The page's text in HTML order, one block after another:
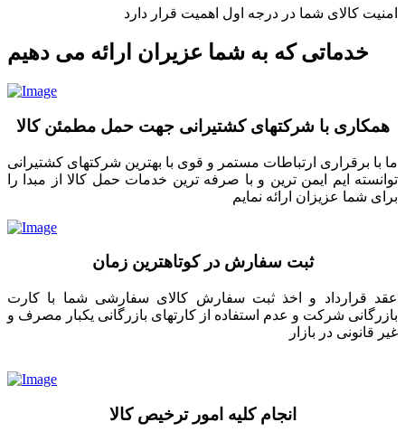
امنیت کالای شما در درجه اول اهمیت قرار دارد
خدماتی که به شما عزیران ارائه می دهیم
همکاری با شرکتهای کشتیرانی جهت حمل مطمئن کالا
ما با برقراری ارتباطات مستمر و قوی با بهترین شرکتهای کشتیرانی
توانسته ایم ایمن ترین و با صرفه ترین خدمات حمل کالا از مبدا را
برای شما عزیزان ارائه نمایم
ثبت سفارش در کوتاهترین زمان
عقد قرارداد و اخذ ثبت سفارش کالای سفارشی شما با کارت
بازرگانی شرکت و عدم استفاده از کارتهای بازرگانی یکبار مصرف و
غیر قانونی در بازار
انجام کلیه امور ترخیص کالا